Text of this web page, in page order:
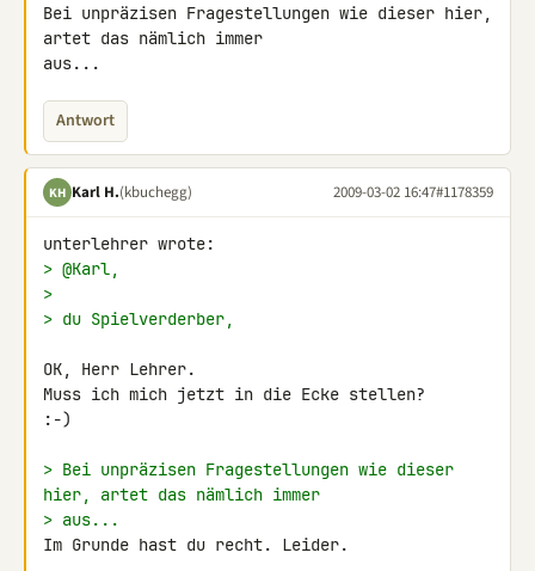
Bei unpräzisen Fragestellungen wie dieser hier,
artet das nämlich immer
aus...
Antwort
KH Karl H.(kbuchegg) 2009-03-02 16:47#1178359
> @Karl,
>
> du Spielverderber,
OK, Herr Lehrer.
Muss ich mich jetzt in die Ecke stellen?
:-)
> Bei unpräzisen Fragestellungen wie dieser
hier, artet das nämlich immer
> aus...
Im Grunde hast du recht. Leider.